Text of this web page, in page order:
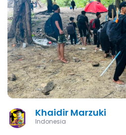
Khaidir Marzuki
Indonesia